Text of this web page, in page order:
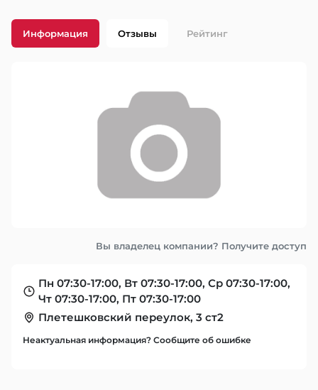
Информация Отзывы Рейтинг
Вы владелец компании? Получите доступ
Пн 07:30-17:00, Вт 07:30-17:00, Ср 07:30-17:00,
Чт 07:30-17:00, Пт 07:30-17:00
Плетешковский переулок, 3 ст2
Неактуальная информация? Сообщите об ошибке